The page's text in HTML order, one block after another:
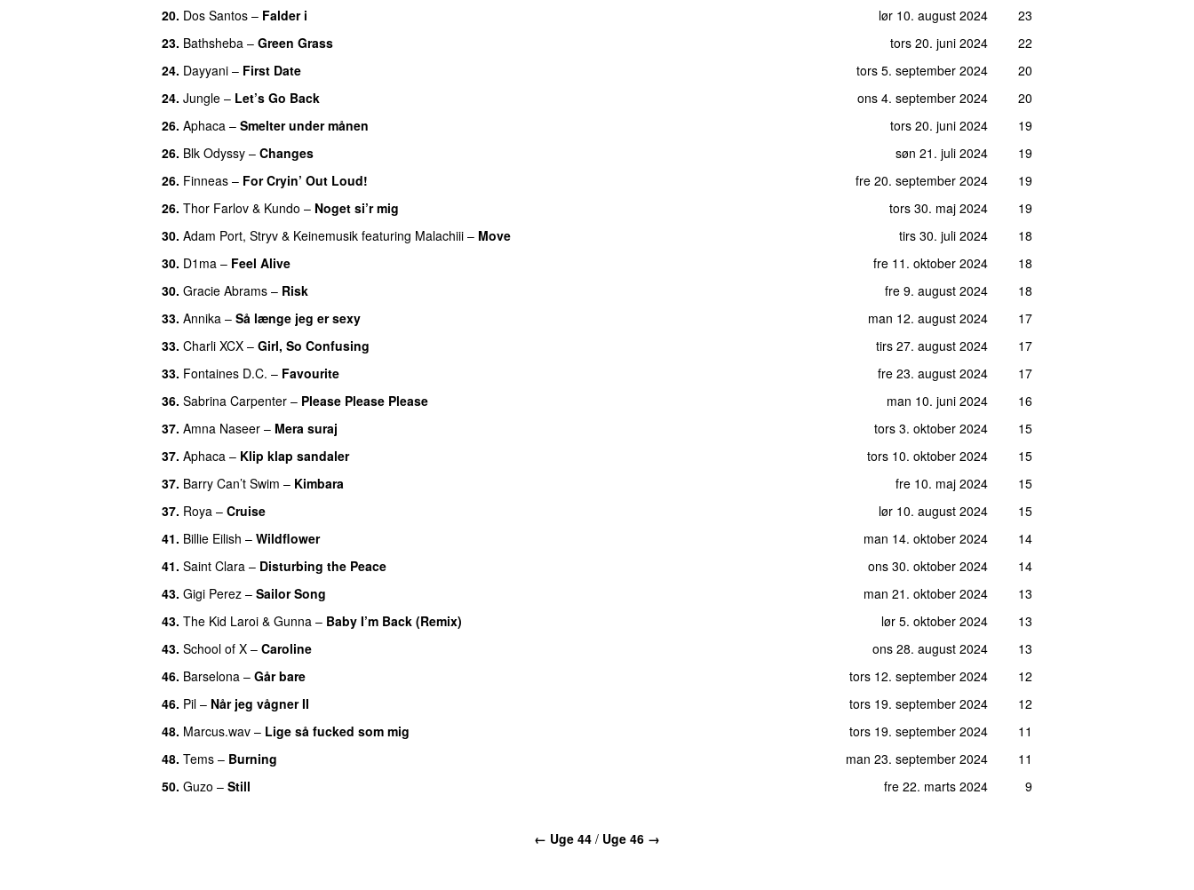
20. Dos Santos – Falder i lør 10. august 2024
23
23. Bathsheba – Green Grass tors 20. juni 2024
22
24. Dayyani – First Date tors 5. september 2024
20
24. Jungle – Let’s Go Back ons 4. september 2024
20
26. Aphaca – Smelter under månen tors 20. juni 2024
19
26. Blk Odyssy – Changes søn 21. juli 2024
19
26. Finneas – For Cryin’ Out Loud! fre 20. september 2024
19
26. Thor Farlov & Kundo – Noget si’r mig tors 30. maj 2024
19
30. Adam Port, Stryv & Keinemusik featuring Malachiii – Move tirs 30. juli 2024
18
30. D1ma – Feel Alive fre 11. oktober 2024
18
30. Gracie Abrams – Risk fre 9. august 2024
18
33. Annika – Så længe jeg er sexy man 12. august 2024
17
33. Charli XCX – Girl, So Confusing tirs 27. august 2024
17
33. Fontaines D.C. – Favourite fre 23. august 2024
17
36. Sabrina Carpenter – Please Please Please man 10. juni 2024
16
37. Amna Naseer – Mera suraj tors 3. oktober 2024
15
37. Aphaca – Klip klap sandaler tors 10. oktober 2024
15
37. Barry Can’t Swim – Kimbara fre 10. maj 2024
15
37. Roya – Cruise lør 10. august 2024
15
41. Billie Eilish – Wildflower man 14. oktober 2024
14
41. Saint Clara – Disturbing the Peace ons 30. oktober 2024
14
43. Gigi Perez – Sailor Song man 21. oktober 2024
13
43. The Kid Laroi & Gunna – Baby I’m Back (Remix) lør 5. oktober 2024
13
43. School of X – Caroline ons 28. august 2024
13
46. Barselona – Går bare tors 12. september 2024
12
46. Pil – Når jeg vågner II tors 19. september 2024
12
48. Marcus.wav – Lige så fucked som mig tors 19. september 2024
11
48. Tems – Burning man 23. september 2024
11
50. Guzo – Still fre 22. marts 2024 9
← Uge 44 / Uge 46 →